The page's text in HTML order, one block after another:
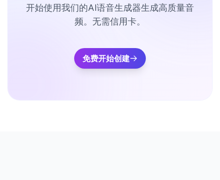
开始使用我们的AI语音生成器生成高质量音
频。无需信用卡。
免费开始创建